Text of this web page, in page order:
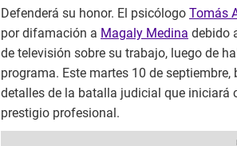
Defenderá su honor. El psicólogo Tomás
por difamación a Magaly Medina debido
de televisión sobre su trabajo, luego de
programa. Este martes 10 de
detalles de la batalla judicial que iniciará
prestigio profesional.